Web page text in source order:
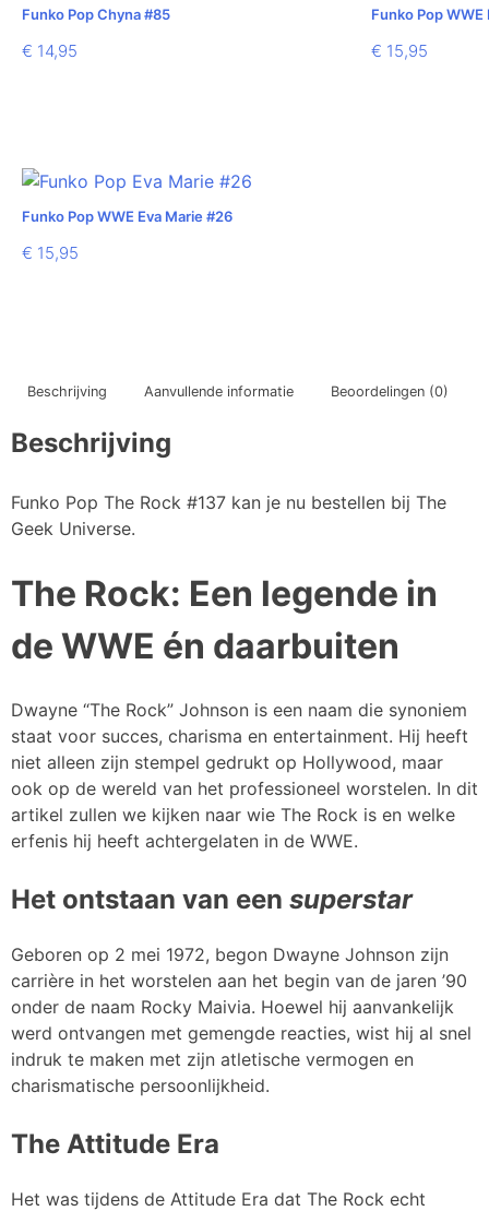
Funko Pop Chyna #85
€ 14,95
Funko Pop WWE
€ 15,95
Funko Pop WWE Eva Marie #26
€ 15,95
Beschrijving Aanvullende informatie Beoordelingen (0)
Beschrijving
Funko Pop The Rock #137 kan je nu bestellen bij The
Geek Universe.
The Rock: Een legende in
de WWE én daarbuiten
Dwayne “The Rock” Johnson is een naam die synoniem
staat voor succes, charisma en entertainment. Hij heeft
niet alleen zijn stempel gedrukt op Hollywood, maar
ook op de wereld van het professioneel worstelen. In dit
artikel zullen we kijken naar wie The Rock is en welke
erfenis hij heeft achtergelaten in de WWE.
Het ontstaan van een superstar
Geboren op 2 mei 1972, begon Dwayne Johnson zijn
carrière in het worstelen aan het begin van de jaren ’90
onder de naam Rocky Maivia. Hoewel hij aanvankelijk
werd ontvangen met gemengde reacties, wist hij al snel
indruk te maken met zijn atletische vermogen en
charismatische persoonlijkheid.
The Attitude Era
Het was tijdens de Attitude Era dat The Rock echt